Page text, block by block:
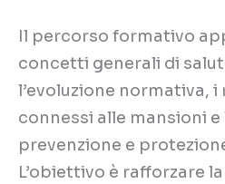
Il percorso formativo
concetti generali di
l’evoluzione normativa,
connessi alle mansioni e
prevenzione e
L’obiettivo è rafforzare